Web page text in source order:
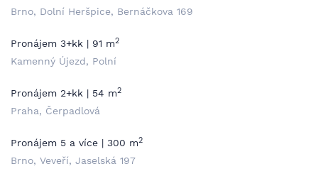
Brno, Dolní Heršpice, Bernáčkova 169
Pronájem 3+kk | 91 m2
Kamenný Újezd, Polní
Pronájem 2+kk | 54 m2
Praha, Čerpadlová
Pronájem 5 a více | 300 m2
Brno, Veveří, Jaselská 197